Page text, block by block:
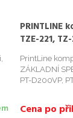
PRINTLINE
TZE-221,
podklad
PrintLine
ZÁKLADNÍ
PT-D200VP,
1250, PT-
Cena po